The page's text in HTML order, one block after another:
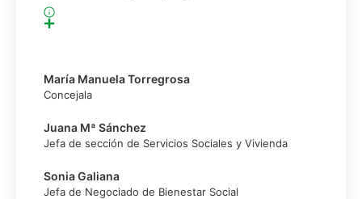
María Manuela Torregrosa
Concejala
Juana Mª Sánchez
Jefa de sección de Servicios Sociales y Vivienda
Sonia Galiana
Jefa de Negociado de Bienestar Social